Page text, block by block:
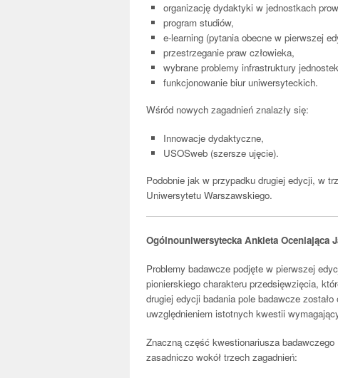
organizację dydaktyki w jednostkach
program studiów,
e-learning (pytania obecne w pierwszej
przestrzeganie praw człowieka,
wybrane problemy infrastruktury
funkcjonowanie biur uniwersyteckich.
Wśród nowych zagadnień znalazły się:
Innowacje dydaktyczne,
USOSweb (szersze ujęcie).
Podobnie jak w przypadku drugiej edycji, w
Uniwersytetu Warszawskiego.
Ogólnouniwersytecka Ankieta Oceniająca
Problemy badawcze podjęte w pierwszej
pionierskiego charakteru przedsięwzięcia,
drugiej edycji badania pole badawcze
uwzględnieniem istotnych kwestii
Znaczną część kwestionariusza
zasadniczo wokół trzech zagadnień: